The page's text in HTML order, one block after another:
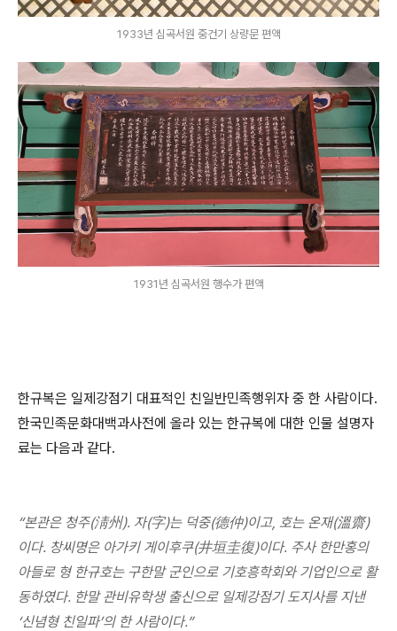
1933년 심곡서원 중건기 상량문 편액
1931년 심곡서원 행수가 편액
한규복은 일제강점기 대표적인 친일반민족행위자 중 한 사람이다.
한국민족문화대백과사전에 올라 있는 한규복에 대한 인물 설명자
료는 다음과 같다.
“본관은 청주(淸州). 자(字)는 덕중(德仲)이고, 호는 온재(溫齋)
이다. 창씨명은 아가키 게이후쿠(井垣圭復)이다. 주사 한만홍의
아들로 형 한규호는 구한말 군인으로 기호흥학회와 기업인으로 활
동하였다. 한말 관비유학생 출신으로 일제강점기 도지사를 지낸
‘신념형 친일파’의 한 사람이다.”